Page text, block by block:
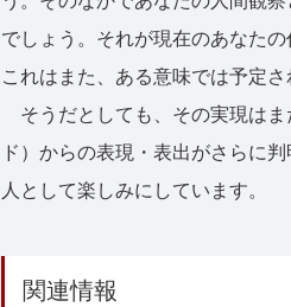
でしょう。それが現在のあなた
これはまた、ある意味では予定
そうだとしても、その実現は
ド）からの表現・表出がさらに
人として楽しみにしています。
関連情報